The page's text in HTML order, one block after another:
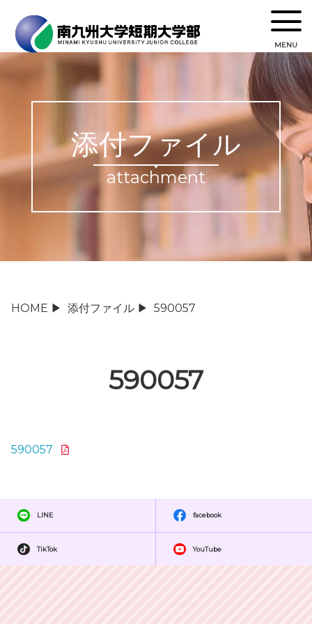
MENU
添付ファイル
attachment
HOME ▶ 添付ファイル ▶ 590057
590057
590057
LINE facebook
TikTok YouTube